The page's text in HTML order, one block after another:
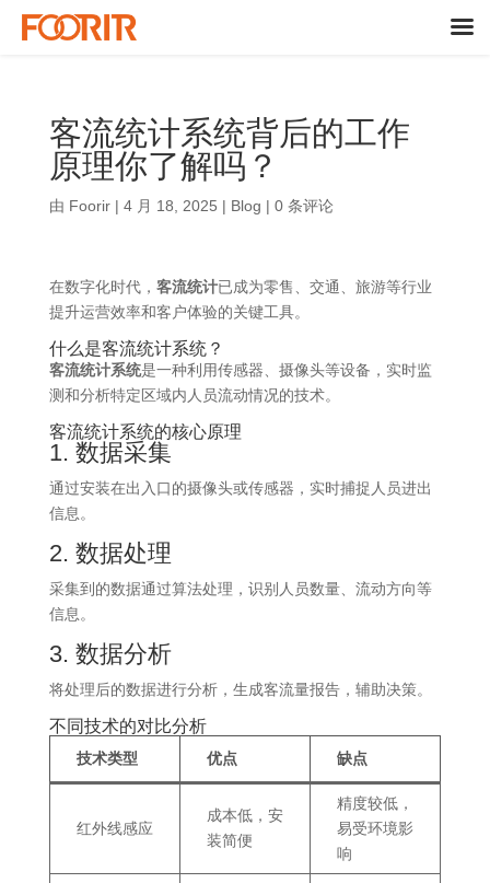
客流统计系统背后的工作
原理你了解吗？
由 Foorir| 4 月 18, 2025 | Blog | 0 条评论
在数字化时代， 客流统计已成为零售、交通、旅游等行业
提升运营效率和客户体验的关键工具。​
什么是客流统计系统？
客流统计系统是一种利用传感器、摄像头等设备，实时监
测和分析特定区域内人员流动情况的技术。​
客流统计系统的核心原理
1. 数据采集
通过安装在出入口的摄像头或传感器，实时捕捉人员进出
信息。
2. 数据处理
采集到的数据通过算法处理，识别人员数量、流动方向等
信息。​
3. 数据分析
将处理后的数据进行分析，生成客流量报告，辅助决策。​
不同技术的对比分析
技术类型 优点 缺点
红外线感应
成本低，安
装简便
精度较低，
易受环境影
响